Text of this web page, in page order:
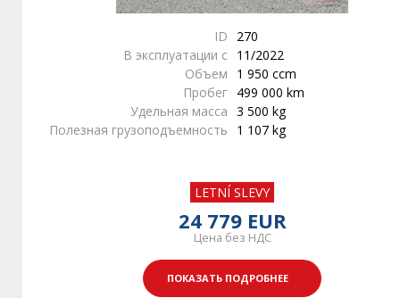
ID
270
В эксплуатации с 11/2022
Объем
1 950 ccm
Пробег 499 000 km
Удельная масса 3 500 kg
Полезная грузоподъемность
1 107 kg
LETNÍ SLEVY
24 779 EUR
Цена без НДС
ПОКАЗАТЬ ПОДРОБНЕЕ